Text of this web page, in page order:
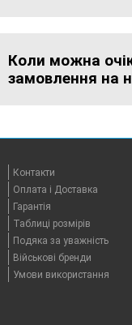
Коли можна
замовлення на
Контакти
Оплата i Доставка
Гарантія
Таблицi розмірів
Подяка за уважність
Військові бренди
Умови використання